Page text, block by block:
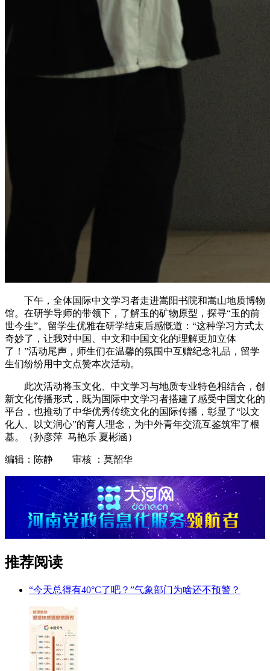
下午，全体国际中文学习者走进嵩阳书院和嵩山地质博物
馆。在研学导师的带领下，了解玉的矿物原型，探寻“玉的前
世今生”。留学生优雅在研学结束后感慨道：“这种学习方式太
奇妙了，让我对中国、中文和中国文化的理解更加立体
了！”活动尾声，师生们在温馨的氛围中互赠纪念礼品，留学
生们纷纷用中文点赞本次活动。
此次活动将玉文化、中文学习与地质专业特色相结合，创
新文化传播形式，既为国际中文学习者搭建了感受中国文化的
平台，也推动了中华优秀传统文化的国际传播，彰显了“以文
化人、以文润心”的育人理念，为中外青年交流互鉴筑牢了根
基。（孙彦萍 马艳乐 夏彬涵）
编辑：陈静 审核 ：莫韶华
推荐阅读
“今天总得有40°C了吧？”气象部门为啥还不预警？